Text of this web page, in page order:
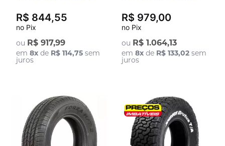
ou R$ 917,99
em8x de R$ 114,75 sem
juros
R$ 844,55
no Pix
ou R$ 1.064,13
em 8xde R$ 133,02sem
juros
R$ 979,00
no Pix